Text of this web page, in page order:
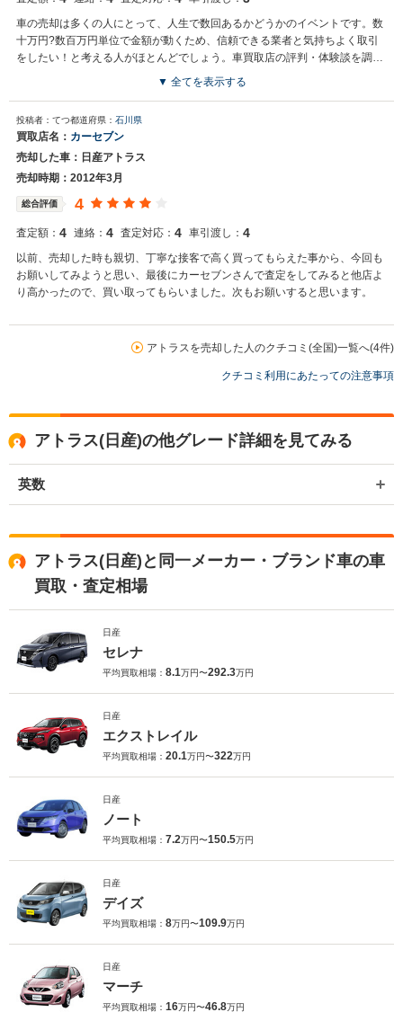
車の売却は多くの人にとって、人生で数回あるかどうかのイベントです。数
十万円?数百万円単位で金額が動くため、信頼できる業者と気持ちよく取引
をしたい！と考える人がほとんどでしょう。車買取店の評判・体験談を調べ
てみると、インターネット上には様々な情報が溢れており、信用できる情報
▼ 全てを表示する
投稿者：てつ都道府県： 石川県
買取店名： カーセブン
売却した車：日産アトラス
売却時期：2012年3月
総合評価 4
査定額： 4 連絡： 4 査定対応： 4 車引渡し： 4
以前、売却した時も親切、丁寧な接客で高く買ってもらえた事から、今回も
お願いしてみようと思い、最後にカーセブンさんで査定をしてみると他店よ
り高かったので、買い取ってもらいました。次もお願いすると思います。
アトラスを売却した人のクチコミ(全国)一覧へ(4件)
クチコミ利用にあたっての注意事項
アトラス(日産)の他グレード詳細を見てみる
英数
アトラス(日産)と同一メーカー・ブランド車の車
買取・査定相場
日産
セレナ
平均買取相場： 8.1万円〜292.3万円
日産
エクストレイル
平均買取相場： 20.1万円〜322万円
日産
ノート
平均買取相場： 7.2万円〜150.5万円
日産
デイズ
平均買取相場： 8万円〜109.9万円
日産
マーチ
平均買取相場： 16万円〜46.8万円